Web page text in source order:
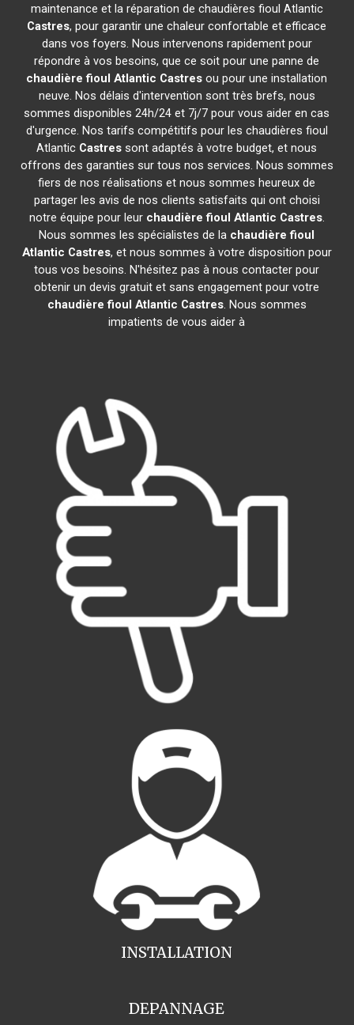
maintenance et la réparation de chaudières fioul Atlantic
Castres, pour garantir une chaleur confortable et efficace
dans vos foyers. Nous intervenons rapidement pour
répondre à vos besoins, que ce soit pour une panne de
chaudière fioul Atlantic Castres ou pour une installation
neuve. Nos délais d'intervention sont très brefs, nous
sommes disponibles 24h/24 et 7j/7 pour vous aider en cas
d'urgence. Nos tarifs compétitifs pour les chaudières fioul
Atlantic Castres sont adaptés à votre budget, et nous
offrons des garanties sur tous nos services. Nous sommes
fiers de nos réalisations et nous sommes heureux de
partager les avis de nos clients satisfaits qui ont choisi
notre équipe pour leur chaudière fioul Atlantic Castres.
Nous sommes les spécialistes de la chaudière fioul
Atlantic Castres, et nous sommes à votre disposition pour
tous vos besoins. N'hésitez pas à nous contacter pour
obtenir un devis gratuit et sans engagement pour votre
chaudière fioul Atlantic Castres. Nous sommes
impatients de vous aider à
INSTALLATION
DEPANNAGE